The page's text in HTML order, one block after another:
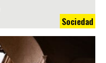
Sociedad